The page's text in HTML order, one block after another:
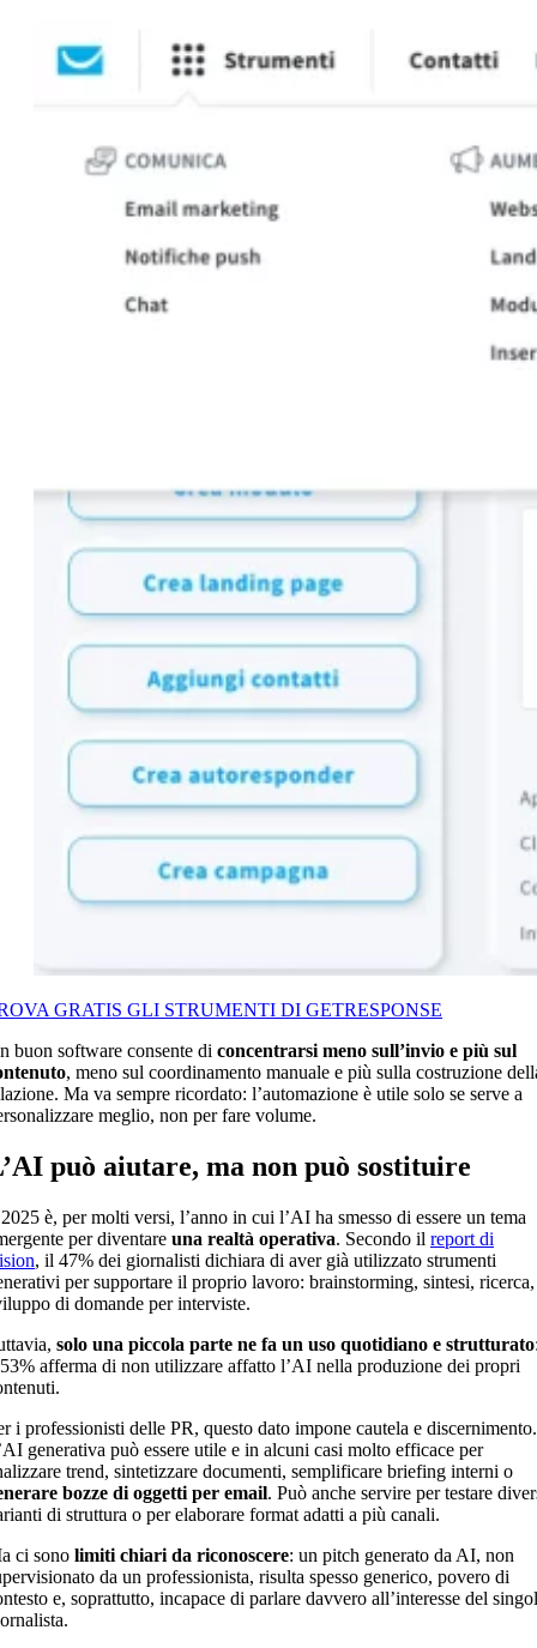
GRATIS GLI STRUMENTI DI GETRESPONSE
buon software consente di concentrarsi meno sull’invio e più sul
, meno sul coordinamento manuale e più sulla costruzione
Ma va sempre ricordato: l’automazione è utile solo se serve a
meglio, non per fare volume.
può aiutare, ma non può sostituire
è, per molti versi, l’anno in cui l’AI ha smesso di essere un tema
per diventare una realtà operativa. Secondo il report di
, il 47% dei giornalisti dichiara di aver già utilizzato strumenti
per supportare il proprio lavoro: brainstorming, sintesi, ricerca,
di domande per interviste.
solo una piccola parte ne fa un uso quotidiano e strutturato
afferma di non utilizzare affatto l’AI nella produzione dei propri
i professionisti delle PR, questo dato impone cautela e discernimento.
generativa può essere utile e in alcuni casi molto efficace per
trend, sintetizzare documenti, semplificare briefing interni o
bozze di oggetti per email. Può anche servire per testare
di struttura o per elaborare format adatti a più canali.
ci sono limiti chiari da riconoscere: un pitch generato da AI, non
da un professionista, risulta spesso generico, povero di
e, soprattutto, incapace di parlare davvero all’interesse del